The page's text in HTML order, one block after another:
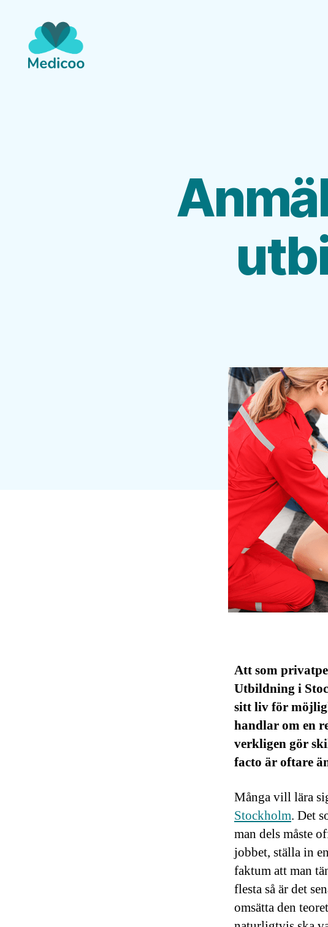
Att som
Utbildning i
sitt liv för
handlar om en
verkligen gör
facto är oftare
Många vill lära
Stockholm. Det
man dels måste
jobbet, ställa in
faktum att man
flesta så är det
omsätta den